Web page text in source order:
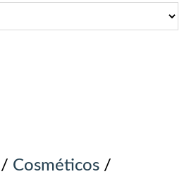
/ Cosméticos /